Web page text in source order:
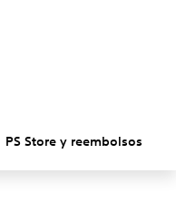
PS Store y reembolsos